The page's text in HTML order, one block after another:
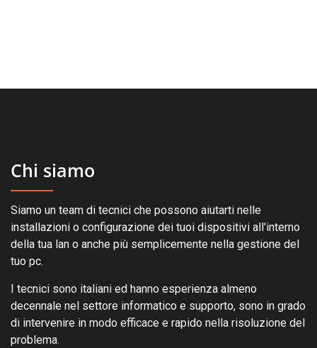
Chi siamo
Siamo un team di tecnici che possono aiutarti nelle
installazioni o configurazione dei tuoi dispositivi all'interno
della tua lan o anche più semplicemente nella gestione del
tuo pc.
I tecnici sono italiani ed hanno esperienza almeno
decennale nel settore informatico e supporto, sono in grado
di intervenire in modo efficace e rapido nella risoluzione del
problema.